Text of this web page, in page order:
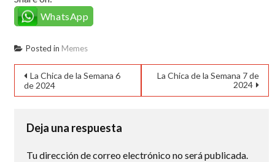
WhatsApp
Posted in Memes
Navegación
de
entradas
La Chica de la Semana 6
de 2024
La Chica de la Semana 7 de
2024
Deja una respuesta
Tu dirección de correo electrónico no será publicada.